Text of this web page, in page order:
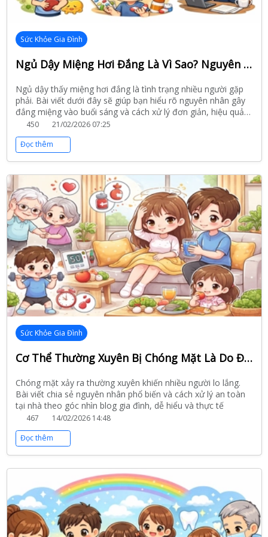
Sức Khỏe Gia Đình
Ngủ Dậy Miệng Hơi Đắng Là Vì Sao? Nguyên Nhân Và Cách Khắc Phục Hiệu Quả
Ngủ dậy thấy miệng hơi đắng là tình trạng nhiều người gặp
phải. Bài viết dưới đây sẽ giúp bạn hiểu rõ nguyên nhân gây
đắng miệng vào buổi sáng và cách xử lý đơn giản, hiệu quả
ngay tại nhà.
450
21/02/2026 07:25
Đọc thêm
Sức Khỏe Gia Đình
Cơ Thể Thường Xuyên Bị Chóng Mặt Là Do Đâu? Gia Đình Nên Làm Gì Để Cải Thiện?
Chóng mặt xảy ra thường xuyên khiến nhiều người lo lắng.
Bài viết chia sẻ nguyên nhân phổ biến và cách xử lý an toàn
tại nhà theo góc nhìn blog gia đình, dễ hiểu và thực tế
467
14/02/2026 14:48
Đọc thêm